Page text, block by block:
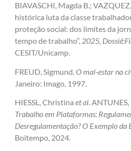
BIAVASCHI, Magda B.;
histórica luta da classe
proteção social: dos limites da
tempo de trabalho”, 2025, Dossiê:
CESIT/Unicamp.
FREUD, Sigmund. O mal-estar na
Janeiro: Imago, 1997.
HIESSL, Christina et al.
Trabalho em Plataformas:
Desregulamentação? O Exemplo da
Boitempo, 2024.